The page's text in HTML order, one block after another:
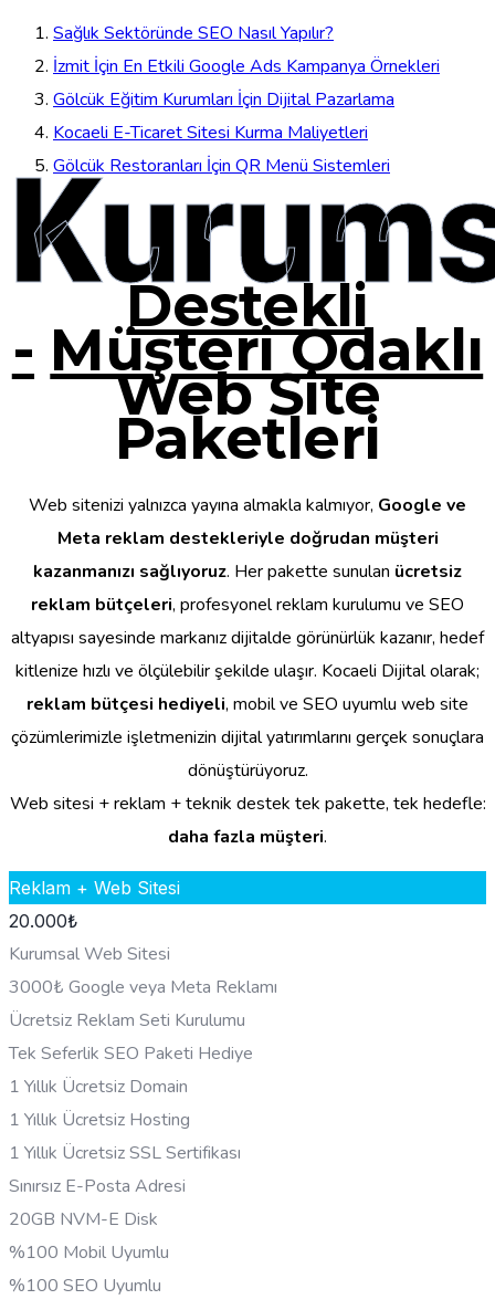
Sağlık Sektöründe SEO Nasıl Yapılır?
İzmit İçin En Etkili Google Ads Kampanya Örnekleri
Gölcük Eğitim Kurumları İçin Dijital Pazarlama
Kocaeli E-Ticaret Sitesi Kurma Maliyetleri
Gölcük Restoranları İçin QR Menü Sistemleri
Destekli
- Müşteri Odaklı
Web Site
Paketleri
Web sitenizi yalnızca yayına almakla kalmıyor, Google ve
Meta reklam destekleriyle doğrudan müşteri
kazanmanızı sağlıyoruz. Her pakette sunulan ücretsiz
reklam bütçeleri, profesyonel reklam kurulumu ve SEO
altyapısı sayesinde markanız dijitalde görünürlük kazanır, hedef
kitlenize hızlı ve ölçülebilir şekilde ulaşır. Kocaeli Dijital olarak;
reklam bütçesi hediyeli, mobil ve SEO uyumlu web site
çözümlerimizle işletmenizin dijital yatırımlarını gerçek sonuçlara
dönüştürüyoruz.
Web sitesi + reklam + teknik destek tek pakette, tek hedefle:
daha fazla müşteri.
Reklam + Web Sitesi
20.000₺
Kurumsal Web Sitesi
3000₺ Google veya Meta Reklamı
Ücretsiz Reklam Seti Kurulumu
Tek Seferlik SEO Paketi Hediye
1 Yıllık Ücretsiz Domain
1 Yıllık Ücretsiz Hosting
1 Yıllık Ücretsiz SSL Sertifikası
Sınırsız E-Posta Adresi
20GB NVM-E Disk
%100 Mobil Uyumlu
%100 SEO Uyumlu